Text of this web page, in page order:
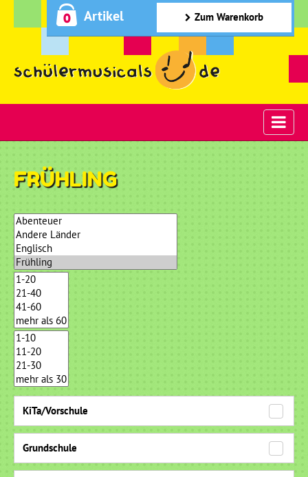
0 Artikel Zum Warenkorb
FRÜHLING
KiTa/Vorschule
Grundschule